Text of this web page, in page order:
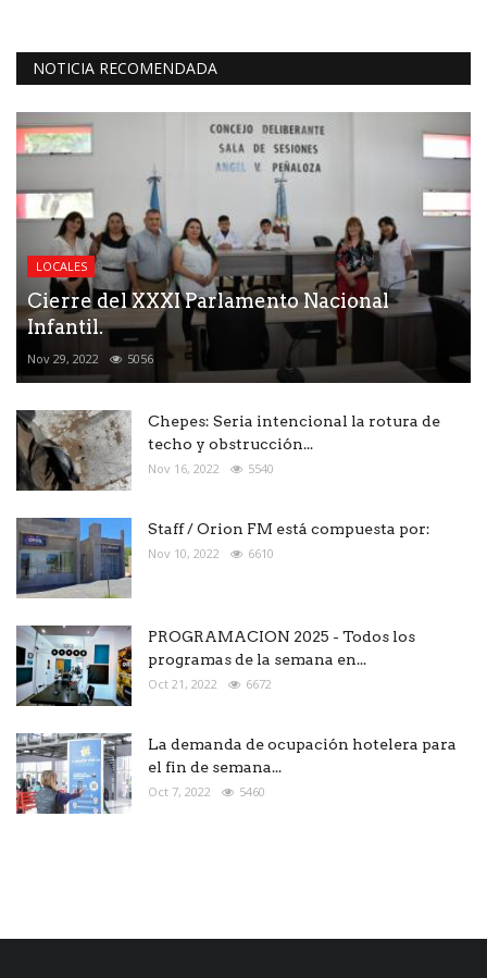
NOTICIA RECOMENDADA
LOCALES
Cierre del XXXI Parlamento Nacional
Infantil.
Nov 29, 2022 5056
Chepes: Seria intencional la rotura de
techo y obstrucción...
Nov 16, 2022 5540
Staff / Orion FM está compuesta por:
Nov 10, 2022 6610
PROGRAMACION 2025 - Todos los
programas de la semana en...
Oct 21, 2022 6672
La demanda de ocupación hotelera para
el fin de semana...
Oct 7, 2022 5460